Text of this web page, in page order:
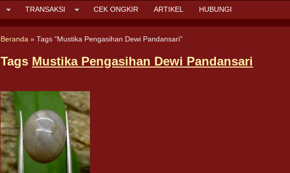
TRANSAKSI CEK ONGKIR ARTIKEL HUBUNGI
Beranda »Tags "Mustika Pengasihan Dewi Pandansari"
Tags Mustika Pengasihan Dewi Pandansari